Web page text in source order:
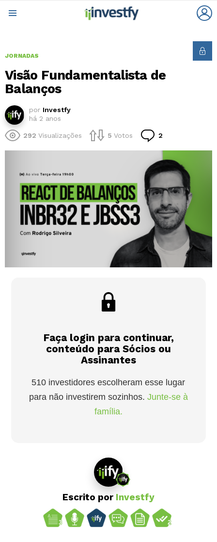
JORNADAS
Visão Fundamentalista de
Balanços
por Investfy
há 2 anos
292 Visualizações 5 Votos 2
Faça login para continuar,
conteúdo para Sócios ou
Assinantes
510 investidores escolheram esse lugar
para não investirem sozinhos. Junte-se à
família.
Escrito por Investfy